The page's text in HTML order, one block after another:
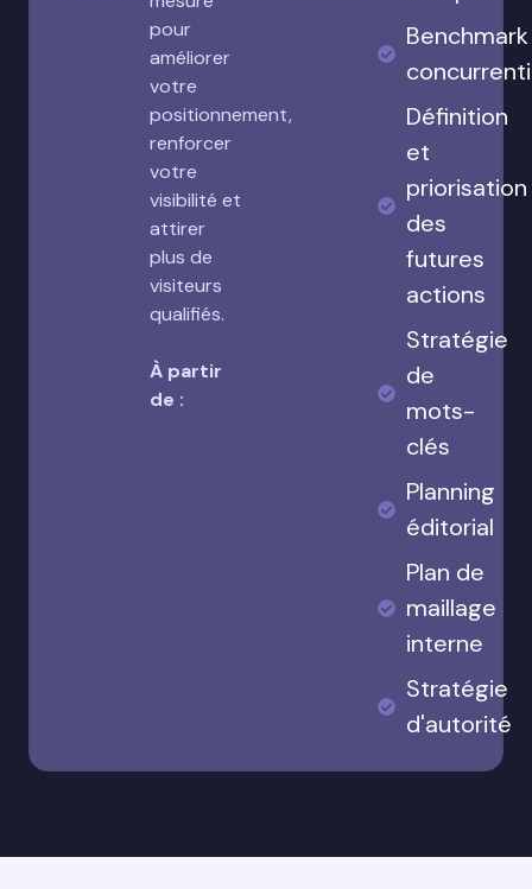
pour
améliorer
votre
positionnement,
renforcer
votre
visibilité et
attirer
plus de
visiteurs
qualifiés.
À partir
de :
Benchmark
Définition
et
priorisation
des
futures
actions
Stratégie
de
mots-
clés
Planning
éditorial
Plan de
maillage
interne
Stratégie
d'autorité